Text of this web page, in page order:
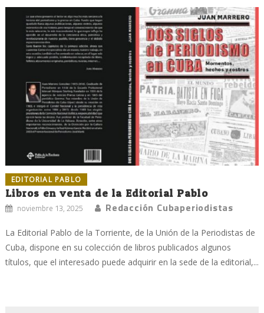
EDITORIAL PABLO
Libros en venta de la Editorial Pablo
noviembre 13, 2025 Redacción Cubaperiodistas
La Editorial Pablo de la Torriente, de la Unión de la Periodistas de
Cuba, dispone en su colección de libros publicados algunos
títulos, que el interesado puede adquirir en la sede de la editorial,...